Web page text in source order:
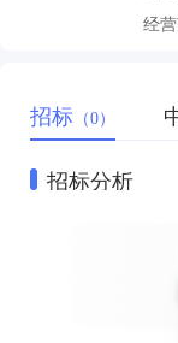
经
招标 （0）
招标分析